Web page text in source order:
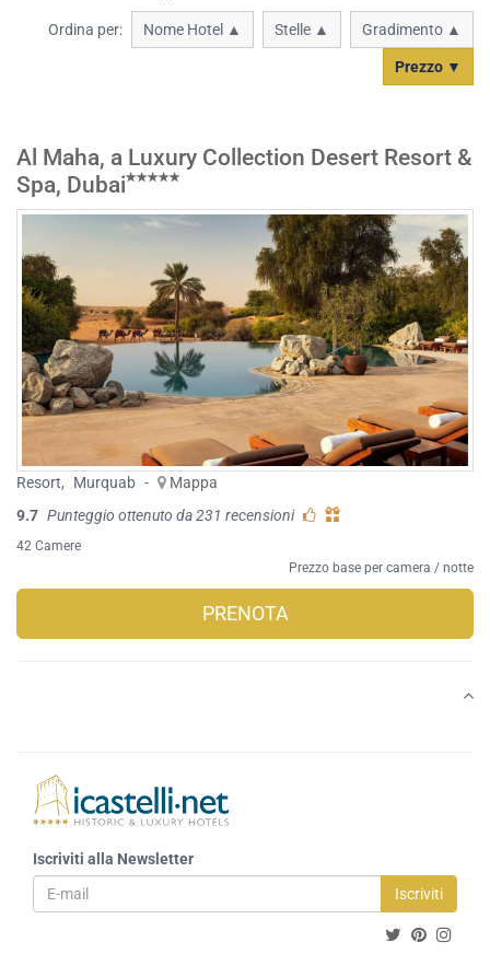
Ordina per: Nome Hotel ▲ Stelle ▲ Gradimento ▲
Prezzo ▼
Al Maha, a Luxury Collection Desert Resort &
Spa, Dubai
Resort, Murquab -
Mappa
9.7 Punteggio ottenuto da 231 recensioni
42 Camere
Prezzo base per camera / notte
PRENOTA
Iscriviti alla Newsletter
Iscriviti